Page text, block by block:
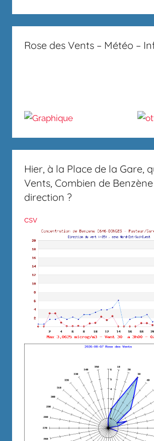
Rose des Vents – Météo –
Hier, à la Place de la Gare,
Vents, Combien de
direction ?
csv